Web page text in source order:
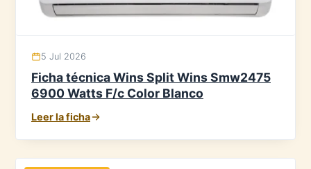
5 Jul 2026
Ficha técnica Wins Split Wins Smw2475
6900 Watts F/c Color Blanco
Leer la ficha